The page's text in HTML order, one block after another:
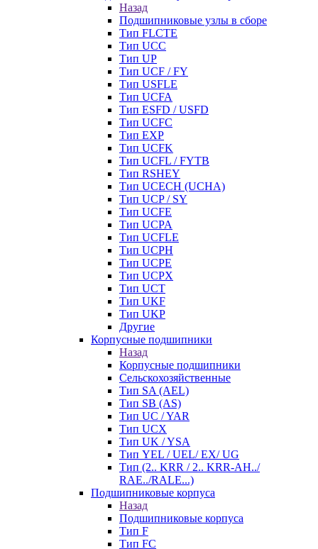
Назад
Подшипниковые узлы в сборе
Тип FLCTE
Тип UCC
Тип UP
Тип UCF / FY
Тип USFLE
Тип UCFA
Тип ESFD / USFD
Тип UCFC
Тип EXP
Тип UCFK
Тип UCFL / FYTB
Тип RSHEY
Тип UCECH (UCHA)
Тип UCP / SY
Тип UCFE
Тип UCPA
Тип UCFLE
Тип UCPH
Тип UCPE
Тип UCPX
Тип UCT
Тип UKF
Тип UKP
Другие
Корпусные подшипники
Назад
Корпусные подшипники
Сельскохозяйственные
Тип SA (AEL)
Тип SB (AS)
Тип UC / YAR
Тип UCX
Тип UK / YSA
Тип YEL / UEL/ EX/ UG
Тип (2.. KRR / 2.. KRR-AH../
RAE../RALE...)
Подшипниковые корпуса
Назад
Подшипниковые корпуса
Тип F
Тип FC